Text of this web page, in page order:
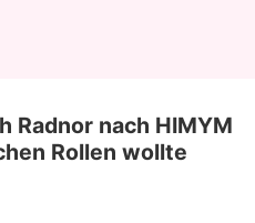
Radnor nach HIMYM
Rollen wollte